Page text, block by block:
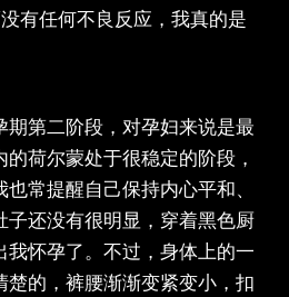
有任何不良反应，我真的是
第二阶段，对孕妇来说是最
荷尔蒙处于很稳定的阶段，
常提醒自己保持内心平和、
还没有很明显，穿着黑色厨
我怀孕了。不过，身体上的一
的，裤腰渐渐变紧变小，扣